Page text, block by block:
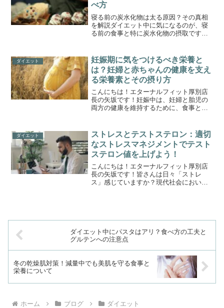
べ方
寝る前の炭水化物は太る原因？その真相
を解説ダイエット中に気になるのが、寝
る前の食事と特に炭水化物の摂取ですよ
はず。しかし、炭水化物を摂るタイミン
グや食べ方によっては、寝...
ダイエット
妊娠期に気をつけるべき栄養と
は？妊婦と赤ちゃんの健康を支え
る栄養素とその摂り方
こんにちは！エターナルフィット厚別店
長の矢坂です！妊娠中は、妊婦と胎児の
両方の健康を維持するために、食事と栄
な成長発育をサポートし、妊娠中のトラ
ブルを防ぐためにも重要で...
ダイエット
ストレスとテストステロン：適切
なストレスマネジメントでテスト
ステロン値を上げよう！
こんにちは！エターナルフィット厚別店
長の矢坂です！皆さんは日々「ストレ
ス」感じていますか？現代社会におい
ダイエット中にパスタはアリ？食べ方の工夫と
グルテンへの注意点
冬の乾燥肌対策！減量中でも美肌を守る食事と
栄養について
ホーム ブログ ダイエット